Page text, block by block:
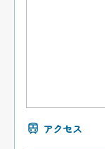
アクセス